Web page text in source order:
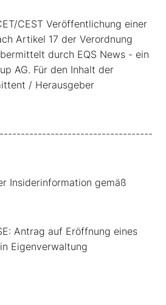
CEST Veröffentlichung einer
Artikel 17 der Verordnung
durch EQS News - ein
AG. Für den Inhalt der
/ Herausgeber
Insiderinformation gemäß
Antrag auf Eröffnung eines
Eigenverwaltung